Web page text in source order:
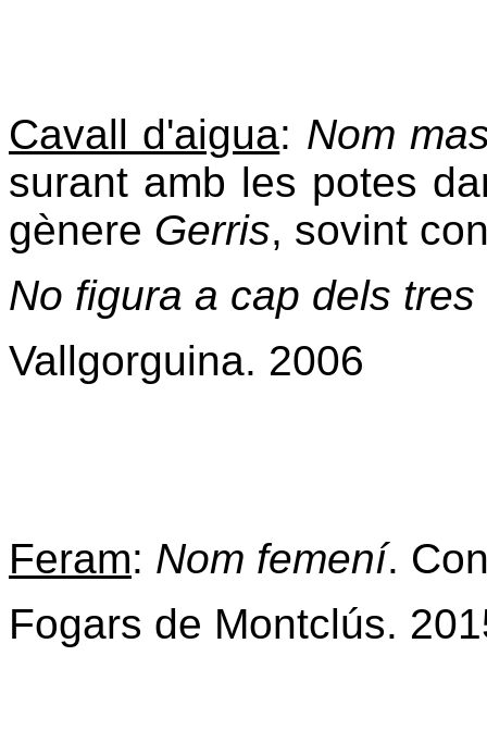
Cavall d'aigua: Nom
surant amb les potes
gènere Gerris, sovint
No figura a cap dels
Vallgorguina. 2006
Feram: Nom femení.
Fogars de Montclús.